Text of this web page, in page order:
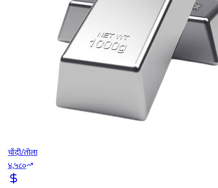
चाँदी/तोला
४,५८०